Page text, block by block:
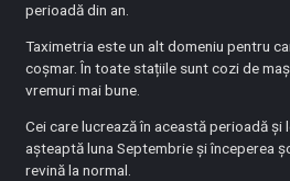
perioadă din an.
Taximetria este un alt domeniu pentru
coșmar. În toate stațiile sunt cozi de
vremuri mai bune.
Cei care lucrează în această perioadă și
așteaptă luna Septembrie și începerea
revină la normal.